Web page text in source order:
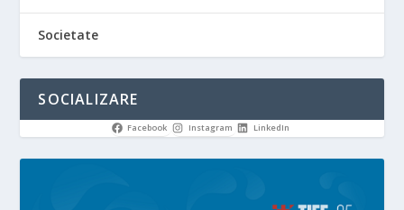
Societate
SOCIALIZARE
Facebook Instagram LinkedIn